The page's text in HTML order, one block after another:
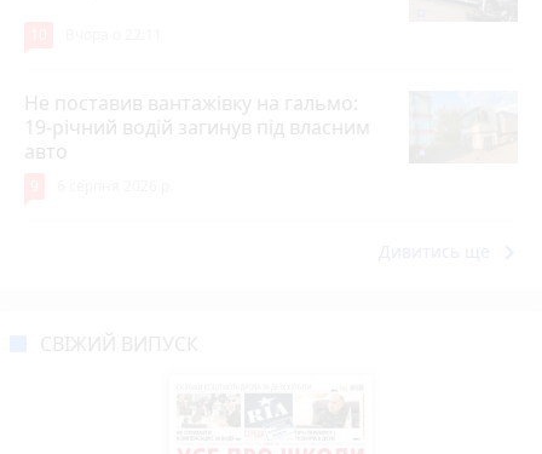
Не поставив вантажівку на гальмо:
19-річний водій загинув під власним
авто